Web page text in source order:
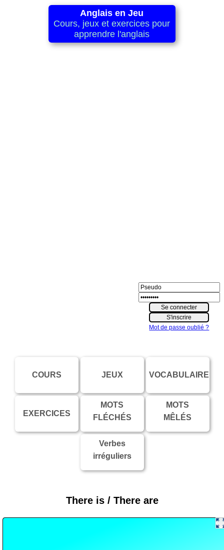
Anglais en Jeu
Cours, jeux et exercices pour
apprendre l'anglais
Mot de passe oublié ?
COURS JEUX VOCABULAIRE
EXERCICES
MOTS
FLÉCHÉS
MOTS
MÊLÉS
Verbes
irréguliers
There is / There are